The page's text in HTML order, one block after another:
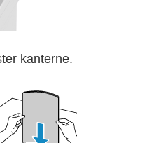
kanterne.